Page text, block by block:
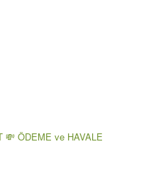
💸 ÖDEME ve HAVALE